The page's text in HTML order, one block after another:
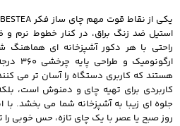
استیل ضد زنگ براق، در کنار خطوط نرم
راحتی با هر دکور آشپزخانه‌ ای
هستند که کاربری دستگاه را آسان‌ تر می‌
کاربردی برای تهیه چای و دمنوش است،
جلوه‌ ای زیبا به آشپزخانه شما می‌ بخشد.
روز صبح یا عصر با یک چای تازه، حس خوبی را